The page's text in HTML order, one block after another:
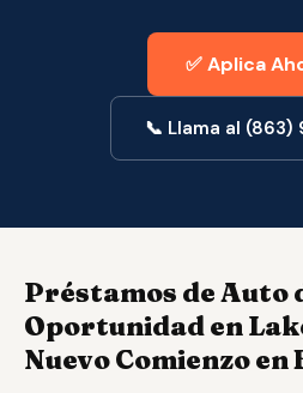
✅ Aplica
📞 Llama al
Préstamos de Auto
Oportunidad en
Nuevo Comienzo en